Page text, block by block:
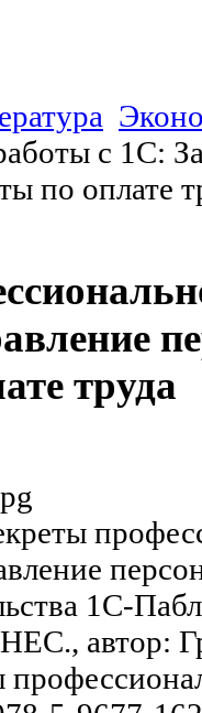
с 1С:
по оплате
труда
1С-
автор: